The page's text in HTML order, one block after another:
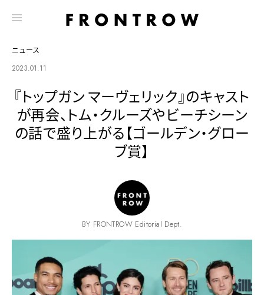
ニュース
2023.01.11
『トップガン マーヴェリック』のキャスト
が再会、トム・クルーズやビーチシーン
の話で盛り上がる【ゴールデン・グロー
ブ賞】
BY FRONTROW Editorial Dept.